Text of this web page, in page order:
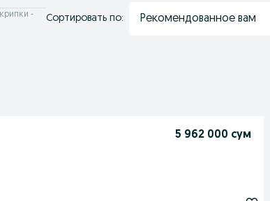
-
Сортировать по: Рекомендованное вам
5 962 000 сум